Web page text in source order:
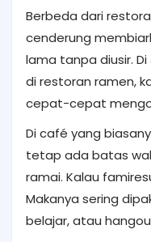
Berbeda dari
cenderung
lama tanpa diusir.
di restoran ramen,
cepat-cepat
Di café yang
tetap ada batas
ramai. Kalau
Makanya sering
belajar, atau